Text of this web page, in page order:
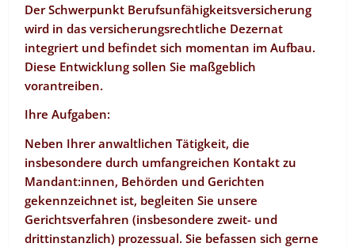
Der Schwerpunkt Berufsunfähigkeitsversicherung
wird in das versicherungsrechtliche Dezernat
integriert und befindet sich momentan im Aufbau.
Diese Entwicklung sollen Sie maßgeblich
vorantreiben.
Ihre Aufgaben:
Neben Ihrer anwaltlichen Tätigkeit, die
insbesondere durch umfangreichen Kontakt zu
Mandant:innen, Behörden und Gerichten
gekennzeichnet ist, begleiten Sie unsere
Gerichtsverfahren (insbesondere zweit- und
drittinstanzlich) prozessual. Sie befassen sich gerne